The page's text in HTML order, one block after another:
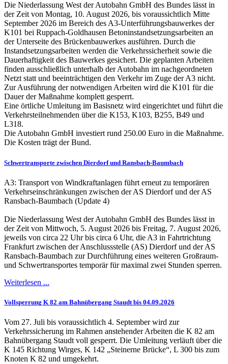
Die Niederlassung West der Autobahn GmbH des Bundes lässt in
der Zeit von Montag, 10. August 2026, bis voraussichtlich Mitte
September 2026 im Bereich des A3-Unterführungsbauwerkes der
K101 bei Ruppach-Goldhausen Betoninstandsetzungsarbeiten an
der Unterseite des Brückenbauwerkes ausführen. Durch die
Instandsetzungsarbeiten werden die Verkehrssicherheit sowie die
Dauerhaftigkeit des Bauwerkes gesichert. Die geplanten Arbeiten
finden ausschließlich unterhalb der Autobahn im nachgeordneten
Netzt statt und beeinträchtigen den Verkehr im Zuge der A3 nicht.
Zur Ausführung der notwendigen Arbeiten wird die K101 für die
Dauer der Maßnahme komplett gesperrt.
Eine örtliche Umleitung im Basisnetz wird eingerichtet und führt die
Verkehrsteilnehmenden über die K153, K103, B255, B49 und
L318.
Die Autobahn GmbH investiert rund 250.00 Euro in die Maßnahme.
Die Kosten trägt der Bund.
Schwertransporte zwischen Dierdorf und Ransbach-Baumbach
A3: Transport von Windkraftanlagen führt erneut zu temporären
Verkehrseinschränkungen zwischen der AS Dierdorf und der AS
Ransbach-Baumbach (Update 4)
Die Niederlassung West der Autobahn GmbH des Bundes lässt in
der Zeit von Mittwoch, 5. August 2026 bis Freitag, 7. August 2026,
jeweils von circa 22 Uhr bis circa 6 Uhr, die A3 in Fahrtrichtung
Frankfurt zwischen der Anschlussstelle (AS) Dierdorf und der AS
Ransbach-Baumbach zur Durchführung eines weiteren Großraum-
und Schwertransportes temporär für maximal zwei Stunden sperren.
Weiterlesen ...
Vollsperrung K 82 am Bahnübergang Staudt bis 04.09.2026
Vom 27. Juli bis voraussichtlich 4. September wird zur
Verkehrssicherung im Rahmen anstehender Arbeiten die K 82 am
Bahnübergang Staudt voll gesperrt. Die Umleitung verläuft über die
K 145 Richtung Wirges, K 142 „Steinerne Brücke“, L 300 bis zum
Knoten K 82 und umgekehrt.